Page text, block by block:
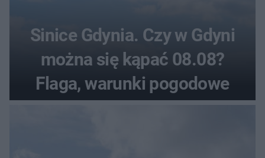
Sinice Gdynia. Czy w Gdyni
można się kąpać 08.08?
Flaga, warunki pogodowe